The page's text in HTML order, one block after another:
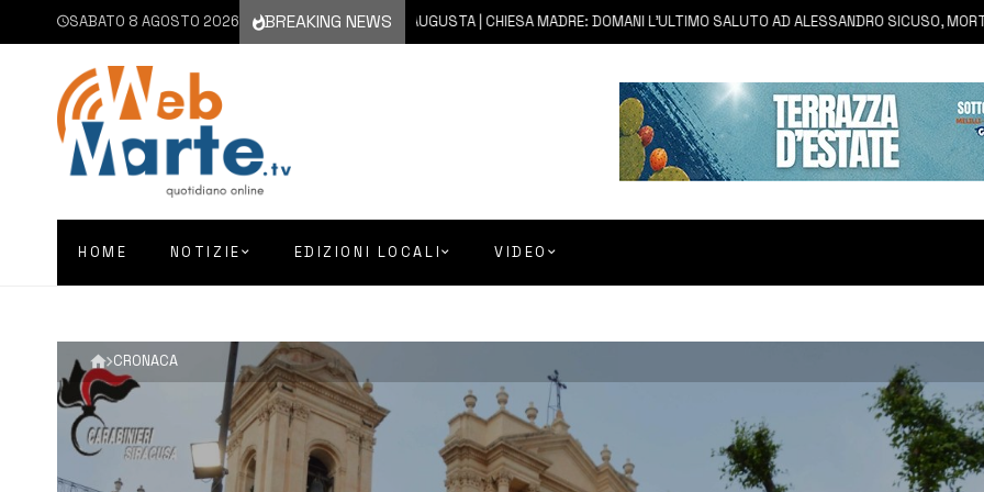
SABATO 8 AGOSTO 2026 BREAKING NEWS
8 AGOSTO 2026 AUGUSTA | CHIESA MADRE: DOMANI L’ULTIMO SALUTO AD ALESSANDRO SICUSO, MORTO IN
HOME NOTIZIE EDIZIONI LOCALI VIDEO
CRONACA